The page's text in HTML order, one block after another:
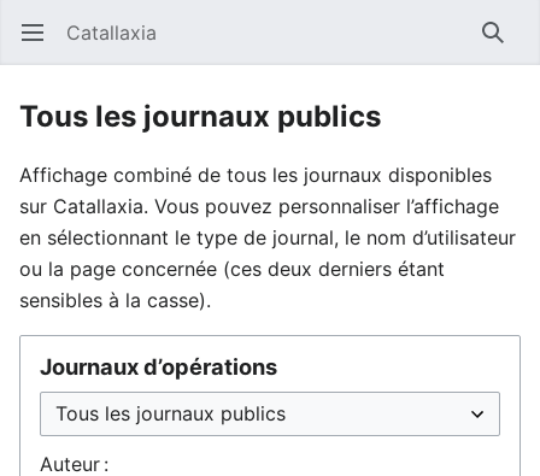
Ouvrir le menu principal Catallaxia
Tous les journaux publics
Affichage combiné de tous les journaux disponibles
sur Catallaxia. Vous pouvez personnaliser l’affichage
en sélectionnant le type de journal, le nom d’utilisateur
ou la page concernée (ces deux derniers étant
sensibles à la casse).
Journaux d’opérations
Auteur :